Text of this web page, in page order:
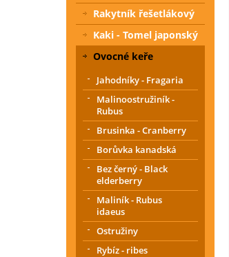
Rakytník řešetlákový
Kaki - Tomel japonský
Ovocné keře
Jahodníky - Fragaria
Malinoostružiník -
Rubus
Brusinka - Cranberry
Borůvka kanadská
Bez černý - Black
elderberry
Maliník - Rubus
idaeus
Ostružiny
Rybíz - ribes